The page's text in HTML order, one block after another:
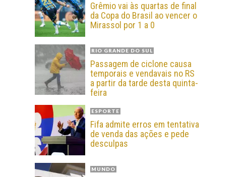
Grêmio vai às quartas de final
da Copa do Brasil ao vencer o
Mirassol por 1 a 0
RIO GRANDE DO SUL
Passagem de ciclone causa
temporais e vendavais no RS
a partir da tarde desta quinta-
feira
ESPORTE
Fifa admite erros em tentativa
de venda das ações e pede
desculpas
MUNDO